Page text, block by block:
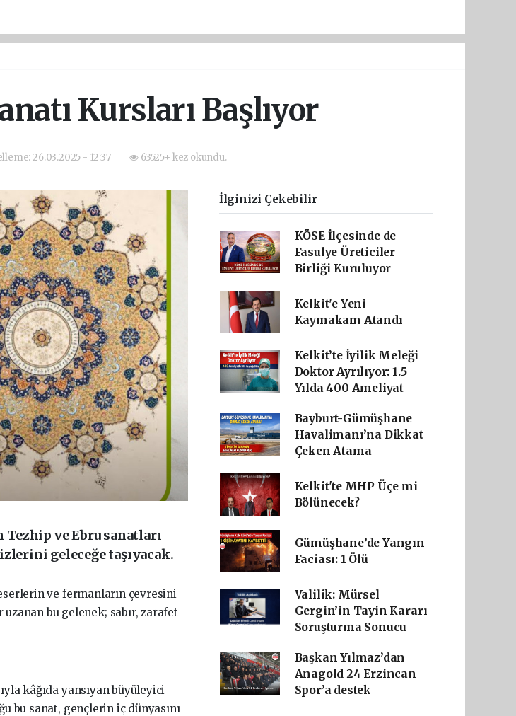
Kursları Başlıyor
26.03.2025 - 12:37 63525+ kez okundu.
ve Ebru sanatları
geleceğe taşıyacak.
ve fermanların çevresini
uzanan bu gelenek; sabır, zarafet
kâğıda yansıyan büyüleyici
bu sanat, gençlerin iç dünyasını
İlginizi Çekebilir
KÖSE İlçesinde de
Fasulye Üreticiler
Birliği Kuruluyor
Kelkit'e Yeni
Kaymakam Atandı
Kelkit’te İyilik Meleği
Doktor Ayrılıyor: 1.5
Yılda 400 Ameliyat
Bayburt-Gümüşhane
Havalimanı’na Dikkat
Çeken Atama
Kelkit'te MHP Üçe mi
Bölünecek?
Gümüşhane’de Yangın
Faciası: 1 Ölü
Valilik: Mürsel
Gergin’in Tayin Kararı
Soruşturma Sonucu
Başkan Yılmaz’dan
Anagold 24 Erzincan
Spor’a destek